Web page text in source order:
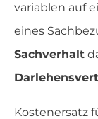
variablen auf
eines
Sachverhalt
Kostenersatz